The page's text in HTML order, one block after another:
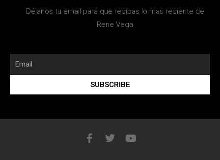
Déjanos tu email para que recibas lo mas reciente de
Rene Vega
SUBSCRIBE